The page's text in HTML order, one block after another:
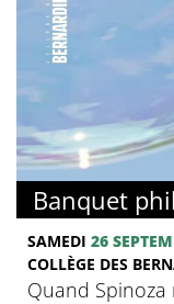
Banquet
SAMEDI 26
COLLÈGE DES
Quand Spinoza